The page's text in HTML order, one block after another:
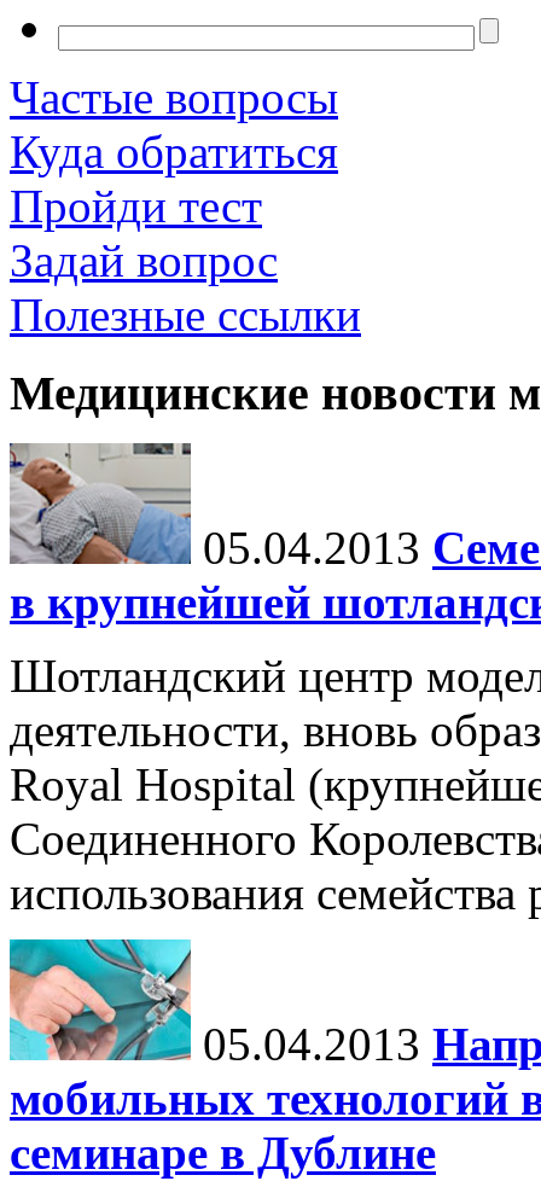
Частые вопросы
Куда обратиться
Пройди тест
Задай вопрос
Полезные ссылки
Медицинские новости
05.04.2013
в крупнейшей
Шотландский центр
деятельности, вновь
Royal Hospital
Соединенного
использования
05.04.2013
мобильных технологий
семинаре в Дублине